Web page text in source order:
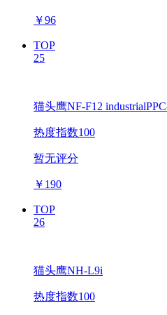
￥96
TOP
25
猫头鹰NF-F12
热度指数100
暂无评分
￥ 190
TOP
26
猫头鹰NH-L9i
热度指数100